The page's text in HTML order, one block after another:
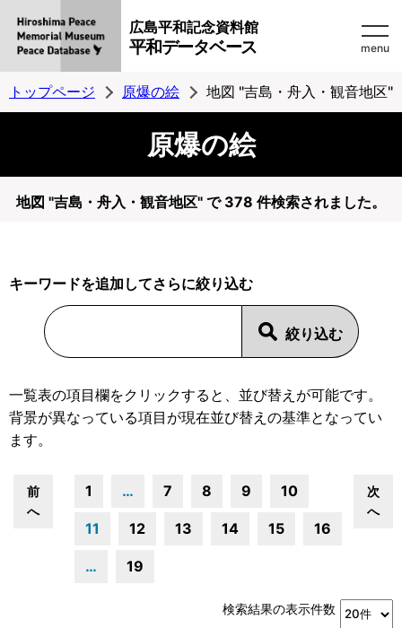
広島平和記念資料館
平和データベース menu
トップページ 原爆の絵 地図 "吉島・舟入・観音地区"
原爆の絵
地図 "吉島・舟入・観音地区" で 378 件検索されました。
キーワードを追加してさらに絞り込む
一覧表の項目欄をクリックすると、並び替えが可能です。
背景が異なっている項目が現在並び替えの基準となってい
ます。
前
へ
1 … 7 8 9 10
11 12 13 14 15 16
… 19
次
へ
検索結果の表示件数